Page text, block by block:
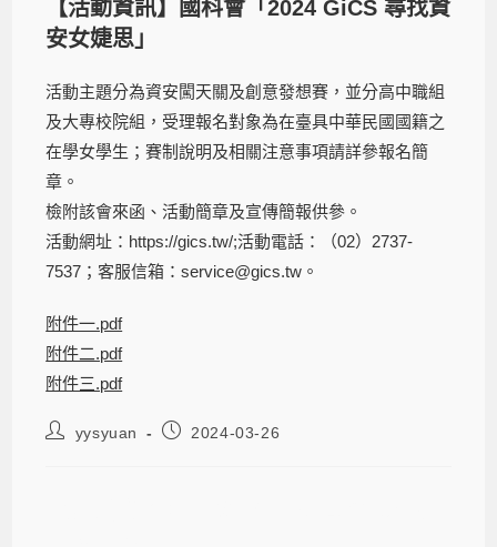
【活動資訊】國科會「2024 GiCS 尋找資
安女婕思」
活動主題分為資安闖天關及創意發想賽，並分高中職組
及大專校院組，受理報名對象為在臺具中華民國國籍之
在學女學生；賽制說明及相關注意事項請詳參報名簡
章。
檢附該會來函、活動簡章及宣傳簡報供參。
活動網址：https://gics.tw/;活動電話：（02）2737-
7537；客服信箱：service@gics.tw。
附件一.pdf
附件二.pdf
附件三.pdf
yysyuan 2024-03-26